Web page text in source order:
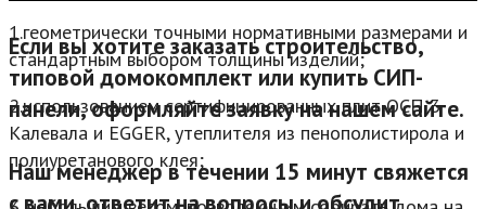
1.геометрически точными нормативными размерами и
стандартным выбором толщины изделий;
2.использованием сертифицированных плит ОСП 3
Калевала и EGGER, утеплителя из пенополистирола и
полиуретанового клея;
Если вы хотите заказать строительство,
типовой домокомплект или купить СИП-
панели, оформляйте заявку на нашем сайте.
Наш менеджер в течении 15 минут свяжется